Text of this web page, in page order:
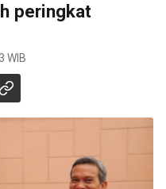
peringkat
WIB